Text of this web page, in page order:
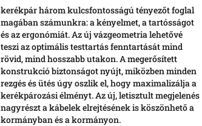
kerékpár három kulcsfontosságú tényezőt foglal
magában számunkra: a kényelmet, a tartósságot
és az ergonómiát. Az új vázgeometria lehetővé
teszi az optimális testtartás fenntartását mind
rövid, mind hosszabb utakon. A megerősített
konstrukció biztonságot nyújt, miközben minden
rezgés és ütés úgy oszlik el, hogy maximalizálja a
kerékpározási élményt. Az új, letisztult megjelenés
nagyrészt a kábelek elrejtésének is köszönhető a
kormányban és a kormányon.